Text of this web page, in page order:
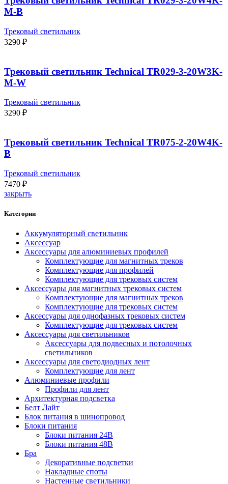
M-B
Трековый светильник
3290 ₽
Трековый светильник Technical TR029-3-20W3K-
M-W
Трековый светильник
3290 ₽
Трековый светильник Technical TR075-2-20W4K-
B
Трековый светильник
7470 ₽
закрыть
Категории
Аккумуляторный светильник
Аксессуар
Аксессуары для алюминиевых профилей
Комплектующие для магнитных треков
Комплектующие для профилей
Комплектующие для трековых систем
Аксессуары для магнитных трековых систем
Комплектующие для магнитных треков
Комплектующие для трековых систем
Аксессуары для однофазных трековых систем
Комплектующие для трековых систем
Аксессуары для светильников
Аксессуары для подвесных и потолочных
светильников
Аксессуары для светодиодных лент
Комплектующие для лент
Алюминиевые профили
Профили для лент
Архитектурная подсветка
Белт Лайт
Блок питания в шинопровод
Блоки питания
Блоки питания 24В
Блоки питания 48В
Бра
Декоративные подсветки
Накладные споты
Настенные светильники